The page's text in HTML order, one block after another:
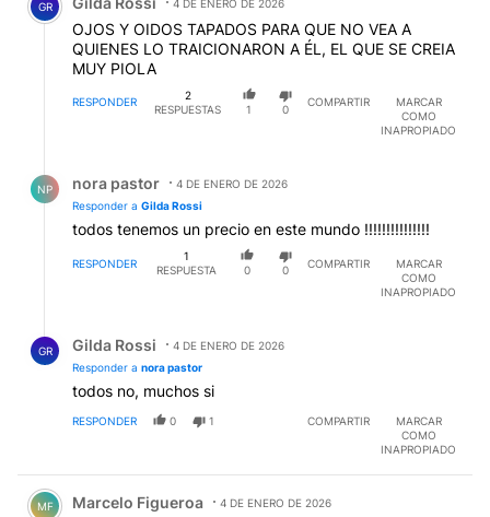
GR 4 DE ENERO DE 2026
OJOS Y OIDOS TAPADOS PARA QUE NO VEA A
QUIENES LO TRAICIONARON A ÉL, EL QUE SE CREIA
MUY PIOLA
RESPONDER
2
RESPUESTAS
1 0
COMPARTIR
MARCAR
COMO
INAPROPIADO
NP nora pastor
4 DE ENERO DE 2026
Responder a Gilda Rossi
todos tenemos un precio en este mundo !!!!!!!!!!!!!!!
RESPONDER
1
RESPUESTA
0 0
COMPARTIR
MARCAR
COMO
INAPROPIADO
GR Gilda Rossi
4 DE ENERO DE 2026
Responder a nora pastor
todos no, muchos si
RESPONDER 0 1 COMPARTIR
MARCAR
COMO
INAPROPIADO
Comentario de Marcelo Figueroa.
MF Marcelo Figueroa 4 DE ENERO DE 2026